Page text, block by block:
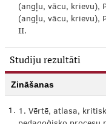
(angļu, vācu, krievu),
(angļu, vācu, krievu),
II.
Studiju rezultāti
Zināšanas
1. 1. Vērtē, atlasa,